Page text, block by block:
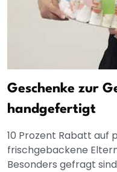
Geschenke zur
handgefertigt
10 Prozent Rabatt auf
frischgebackene
Besonders gefragt